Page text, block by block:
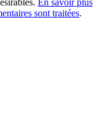
En savoir plus
sont traitées.